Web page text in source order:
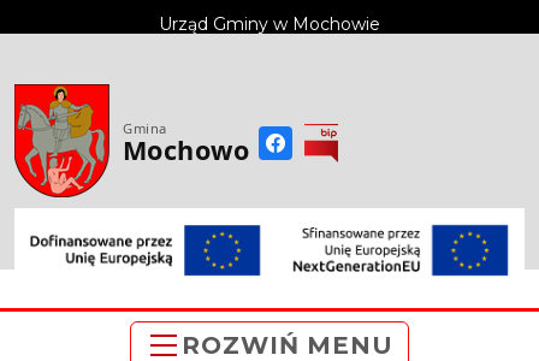
treści
Urząd Gminy w Mochowie
Gmina
Mochowo
ROZWIŃ MENU